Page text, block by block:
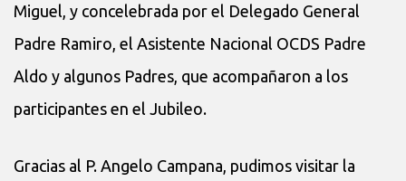
Miguel, y concelebrada por el Delegado General
Padre Ramiro, el Asistente Nacional OCDS Padre
Aldo y algunos Padres, que acompañaron a los
participantes en el Jubileo.
Gracias al P. Angelo Campana, pudimos visitar la